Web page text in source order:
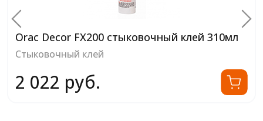
Orac Decor FX200 стыковочный клей 310мл
Стыковочный клей
2 022 руб.